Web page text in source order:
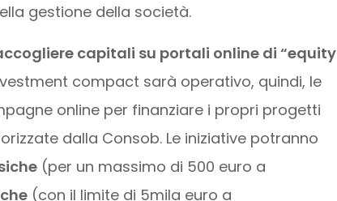
gestione della società.
capitali su portali online di “equity
compact sarà operativo, quindi, le
online per finanziare i propri progetti
dalla Consob. Le iniziative potranno
(per un massimo di 500 euro a
(con il limite di 5mila euro a